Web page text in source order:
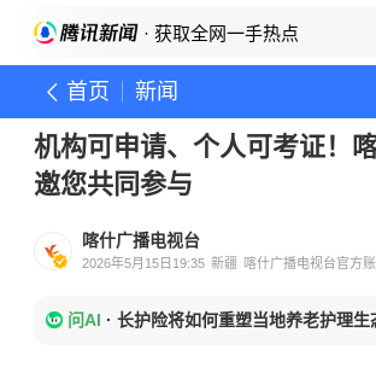
· 获取全网一手热点
首页 新闻
机构可申请、个人可考证！
邀您共同参与
喀什广播电视台
2026年5月15日19:35 新疆 喀什广播电视台官方
问AI · 长护险将如何重塑当地养老护理生